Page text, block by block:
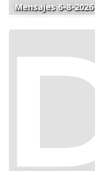
Mensajes 6-8-2026